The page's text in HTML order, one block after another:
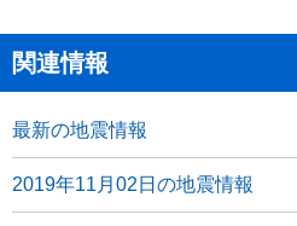
関連情報
最新の地震情報
2019年11月02日の地震情報